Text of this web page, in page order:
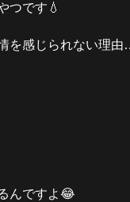
つです💧
を感じられない理由
んですよ😂